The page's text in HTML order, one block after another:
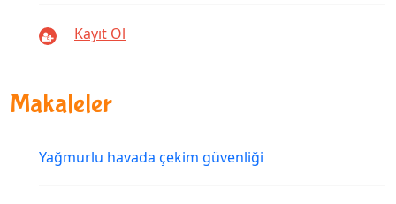
Kayıt Ol
Makaleler
Yağmurlu havada çekim güvenliği